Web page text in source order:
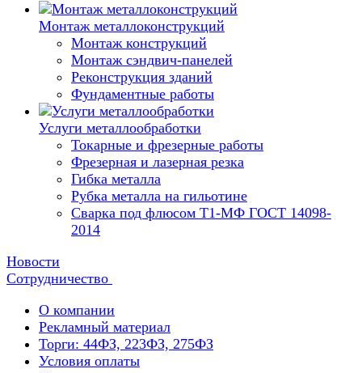
Монтаж металлоконструкций
Монтаж конструкций
Монтаж сэндвич-панелей
Реконструкция зданий
Фундаментные работы
Услуги металлообработки
Токарные и фрезерные работы
Фрезерная и лазерная резка
Гибка металла
Рубка металла на гильотине
Сварка под флюсом Т1-МФ ГОСТ 14098-
2014
Новости
Сотрудничество
О компании
Рекламный материал
Торги: 44ФЗ, 223ФЗ, 275ФЗ
Условия оплаты